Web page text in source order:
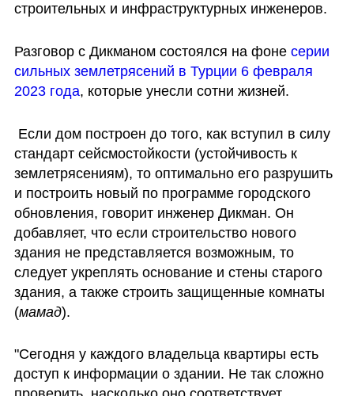
строительных и инфраструктурных инженеров.
Разговор с Дикманом состоялся на фоне серии
сильных землетрясений в Турции 6 февраля
2023 года, которые унесли сотни жизней.
стандарт сейсмостойкости (устойчивость к
землетрясениям), то оптимально его разрушить
и построить новый по программе городского
обновления, говорит инженер Дикман. Он
добавляет, что если строительство нового
здания не представляется возможным, то
следует укреплять основание и стены старого
здания, а также строить защищенные комнаты
(мамад).
"Сегодня у каждого владельца квартиры есть
доступ к информации о здании. Не так сложно